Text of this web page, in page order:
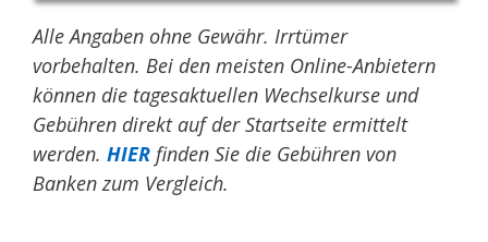
Alle Angaben ohne Gewähr. Irrtümer
vorbehalten. Bei den meisten Online-Anbietern
können die tagesaktuellen Wechselkurse und
Gebühren direkt auf der Startseite ermittelt
werden. HIER finden Sie die Gebühren von
Banken zum Vergleich.